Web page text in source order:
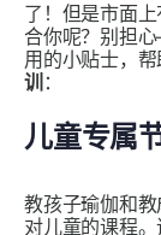
了！但是市面
合你呢？别担
用的小贴士，
训 ：
儿童专属
教孩子瑜伽和
对儿童的课程